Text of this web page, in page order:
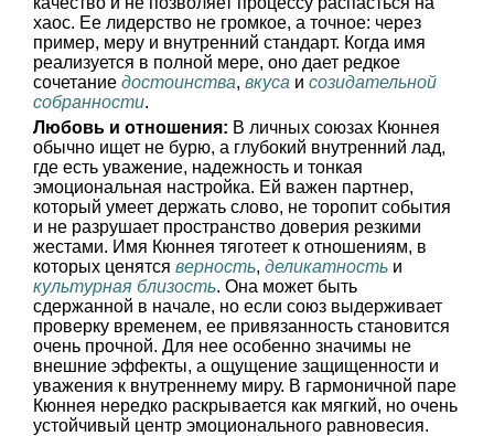
хаос. Ее лидерство не громкое, а точное: через
пример, меру и внутренний стандарт. Когда имя
реализуется в полной мере, оно дает редкое
сочетание достоинства, вкуса и созидательной
собранности.
Любовь и отношения: В личных союзах Кюннея
обычно ищет не бурю, а глубокий внутренний лад,
где есть уважение, надежность и тонкая
эмоциональная настройка. Ей важен партнер,
который умеет держать слово, не торопит события
и не разрушает пространство доверия резкими
жестами. Имя Кюннея тяготеет к отношениям, в
которых ценятся верность, деликатность и
культурная близость. Она может быть
сдержанной в начале, но если союз выдерживает
проверку временем, ее привязанность становится
очень прочной. Для нее особенно значимы не
внешние эффекты, а ощущение защищенности и
уважения к внутреннему миру. В гармоничной паре
Кюннея нередко раскрывается как мягкий, но очень
устойчивый центр эмоционального равновесия.